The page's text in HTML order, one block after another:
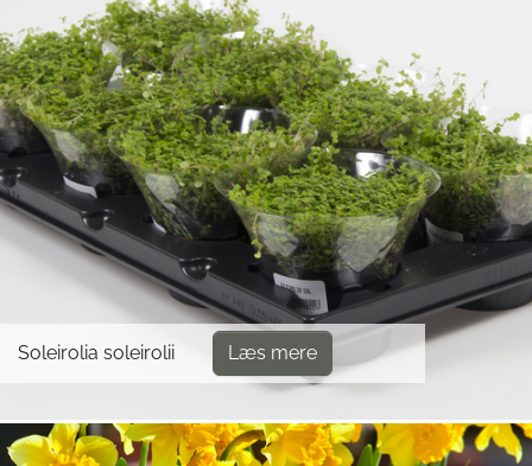
Soleirolia soleirolii Læs mere